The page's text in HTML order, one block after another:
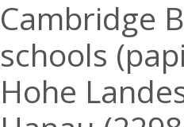
Cambridge
schools
Hohe